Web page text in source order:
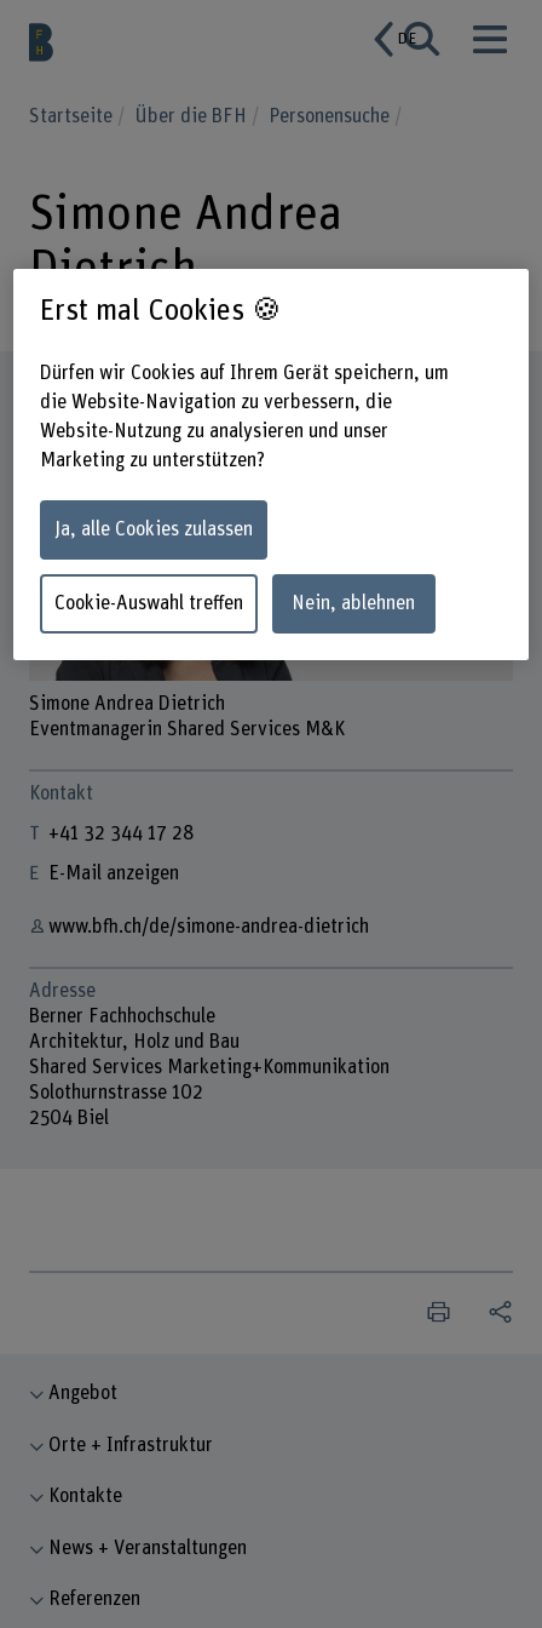
DE
Startseite Über die BFH Personensuche
Simone Andrea
Dietrich
Steckbrief
Simone Andrea Dietrich
Eventmanagerin Shared Services M&K
Kontakt
+41 32 344 17 28
E-Mail anzeigen
www.bfh.ch/de/simone-andrea-dietrich
Adresse
Berner Fachhochschule
Architektur, Holz und Bau
Shared Services Marketing+Kommunikation
Solothurnstrasse 102
2504 Biel
Angebot
Orte + Infrastruktur
Kontakte
News + Veranstaltungen
Referenzen
Erst mal Cookies 🍪
Dürfen wir Cookies auf Ihrem Gerät speichern, um
die Website-Navigation zu verbessern, die
Website-Nutzung zu analysieren und unser
Marketing zu unterstützen?
Ja, alle Cookies zulassen
Cookie-Auswahl treffen Nein, ablehnen